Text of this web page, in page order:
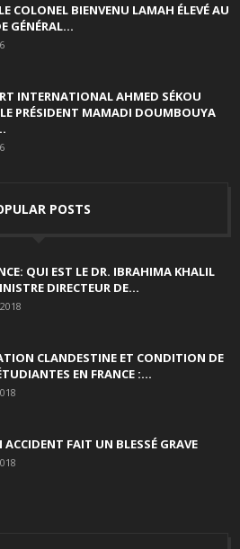
COLONEL BIENVENU LAMAH ÉLEVÉ AU
GÉNÉRAL...
INTERNATIONAL AHMED SÉKOU
PRÉSIDENT MAMADI DOUMBOUYA
POSTS
QUI EST LE DR. IBRAHIMA KHALIL
DIRECTEUR DE...
CLANDESTINE ET CONDITION DE
EN FRANCE :...
ACCIDENT FAIT UN BLESSÉ GRAVE